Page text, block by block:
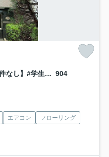
パレ・ドール九段下【おとり物件なし】#学生・社会人にオススメ！初期費用分割払いOK！ 904
エアコン
フローリング